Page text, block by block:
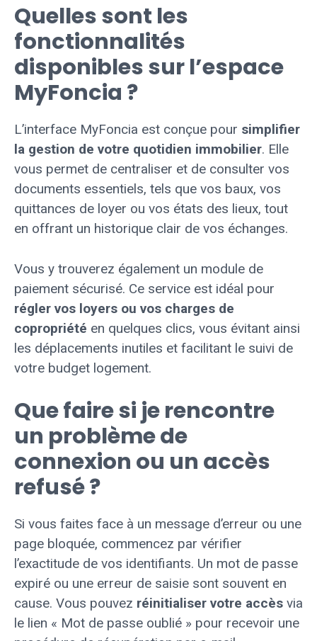
Quelles sont les
fonctionnalités
disponibles sur l’espace
MyFoncia ?
L’interface MyFoncia est conçue pour simplifier
la gestion de votre quotidien immobilier. Elle
vous permet de centraliser et de consulter vos
documents essentiels, tels que vos baux, vos
quittances de loyer ou vos états des lieux, tout
en offrant un historique clair de vos échanges.
Vous y trouverez également un module de
paiement sécurisé. Ce service est idéal pour
régler vos loyers ou vos charges de
copropriété en quelques clics, vous évitant ainsi
les déplacements inutiles et facilitant le suivi de
votre budget logement.
Que faire si je rencontre
un problème de
connexion ou un accès
refusé ?
Si vous faites face à un message d’erreur ou une
page bloquée, commencez par vérifier
l’exactitude de vos identifiants. Un mot de passe
expiré ou une erreur de saisie sont souvent en
cause. Vous pouvez réinitialiser votre accès via
le lien « Mot de passe oublié » pour recevoir une